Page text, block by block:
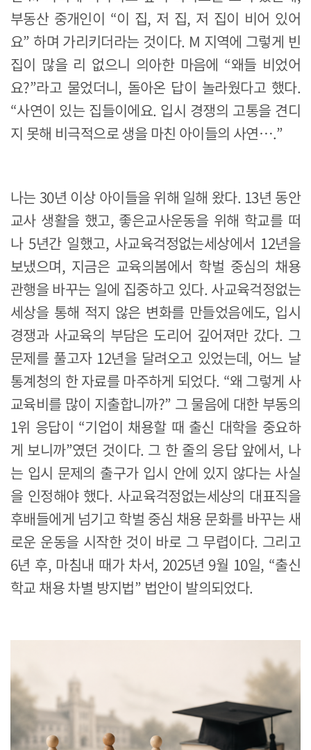
부동산 중개인이 “이 집, 저 집, 저 집이 비어 있어
요” 하며 가리키더라는 것이다. M 지역에 그렇게 빈
집이 많을 리 없으니 의아한 마음에 “왜들 비었어
요?”라고 물었더니, 돌아온 답이 놀라웠다고 했다.
“사연이 있는 집들이에요. 입시 경쟁의 고통을 견디
지 못해 비극적으로 생을 마친 아이들의 사연….”
나는 30년 이상 아이들을 위해 일해 왔다. 13년 동안
교사 생활을 했고, 좋은교사운동을 위해 학교를 떠
나 5년간 일했고, 사교육걱정없는세상에서 12년을
보냈으며, 지금은 교육의봄에서 학벌 중심의 채용
관행을 바꾸는 일에 집중하고 있다. 사교육걱정없는
세상을 통해 적지 않은 변화를 만들었음에도, 입시
경쟁과 사교육의 부담은 도리어 깊어져만 갔다. 그
문제를 풀고자 12년을 달려오고 있었는데, 어느 날
통계청의 한 자료를 마주하게 되었다. “왜 그렇게 사
교육비를 많이 지출합니까?” 그 물음에 대한 부동의
1위 응답이 “기업이 채용할 때 출신 대학을 중요하
게 보니까”였던 것이다. 그 한 줄의 응답 앞에서, 나
는 입시 문제의 출구가 입시 안에 있지 않다는 사실
을 인정해야 했다. 사교육걱정없는세상의 대표직을
후배들에게 넘기고 학벌 중심 채용 문화를 바꾸는 새
로운 운동을 시작한 것이 바로 그 무렵이다. 그리고
6년 후, 마침내 때가 차서, 2025년 9월 10일, “출신
학교 채용 차별 방지법” 법안이 발의되었다.